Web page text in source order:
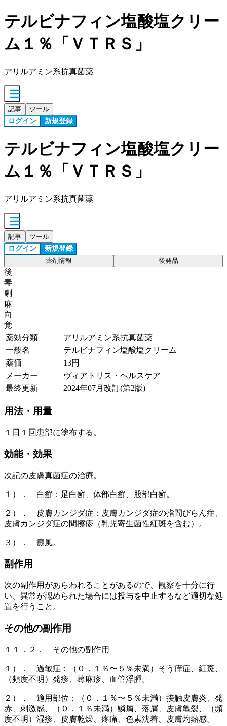
テルビナフィン塩酸塩クリー
ム１％「ＶＴＲＳ」
アリルアミン系抗真菌薬
記事 ツール
ログイン 新規登録
テルビナフィン塩酸塩クリー
ム１％「ＶＴＲＳ」
アリルアミン系抗真菌薬
記事 ツール
ログイン 新規登録
薬剤情報 後発品
後
毒
劇
麻
向
覚
薬効分類
アリルアミン系抗真菌薬
一般名
テルビナフィン塩酸塩クリーム
薬価
13円
メーカー
ヴィアトリス・ヘルスケア
最終更新
2024年07月改訂(第2版)
用法・用量
１日１回患部に塗布する。
効能・効果
次記の皮膚真菌症の治療。
１）． 白癬：足白癬、体部白癬、股部白癬。
２）． 皮膚カンジダ症：皮膚カンジダ症の指間びらん症、
皮膚カンジダ症の間擦疹（乳児寄生菌性紅斑を含む）。
３）． 癜風。
副作用
次の副作用があらわれることがあるので、観察を十分に行
い、異常が認められた場合には投与を中止するなど適切な処
置を行うこと。
その他の副作用
１１．２． その他の副作用
１）． 過敏症：（０．１％〜５％未満）そう痒症、紅斑、
（頻度不明）発疹、蕁麻疹、血管浮腫。
２）． 適用部位：（０．１％〜５％未満）接触皮膚炎、発
赤、刺激感、（０．１％未満）鱗屑、落屑、皮膚亀裂、（頻
度不明）湿疹、皮膚乾燥、疼痛、色素沈着、皮膚灼熱感。